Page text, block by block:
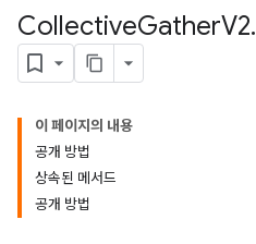
CollectiveGatherV2.
이 페이지의 내용
공개 방법
상속된 메서드
공개 방법